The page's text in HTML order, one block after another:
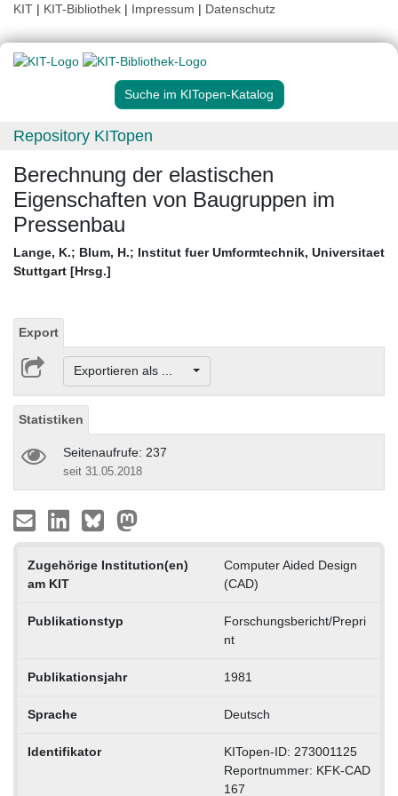
KIT | KIT-Bibliothek | Impressum | Datenschutz
Suche im KITopen-Katalog
Repository KITopen
Berechnung der elastischen
Eigenschaften von Baugruppen im
Pressenbau
Lange, K.; Blum, H.; Institut fuer Umformtechnik, Universitaet
Stuttgart [Hrsg.]
Export
Exportieren als ...
Statistiken
Seitenaufrufe: 237
seit 31.05.2018
Zugehörige Institution(en)
am KIT
Computer Aided Design
(CAD)
Publikationstyp
Forschungsbericht/Prepri
nt
Publikationsjahr 1981
Sprache Deutsch
Identifikator
KITopen-ID: 273001125
Reportnummer: KFK-CAD
167